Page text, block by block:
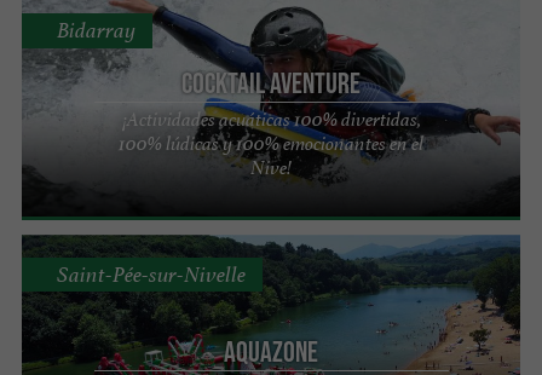
Cocktail Aventure
¡Actividades acuáticas 100% divertidas,
100% lúdicas y 100% emocionantes en el
Nive!
Bidarray
Aquazone
Saint-Pée-sur-Nivelle